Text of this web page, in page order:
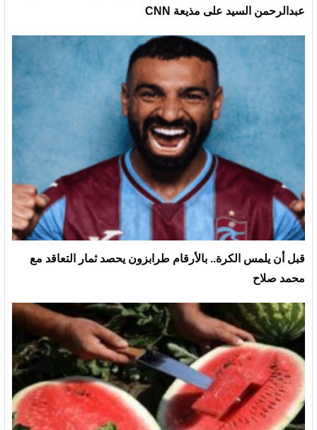
عبدالرحمن السيد على مذيعة CNN
قبل أن يلمس الكرة.. بالأرقام طرابزون يحصد ثمار التعاقد مع
محمد صلاح